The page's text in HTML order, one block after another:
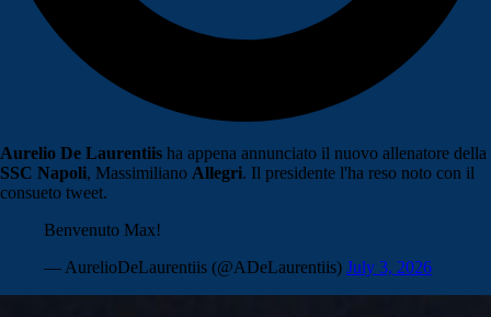
Aurelio De Laurentiis ha appena annunciato il nuovo allenatore della
SSC Napoli, Massimiliano Allegri. Il presidente l'ha reso noto con il
consueto tweet.
Benvenuto Max!
— AurelioDeLaurentiis (@ADeLaurentiis) July 3, 2026